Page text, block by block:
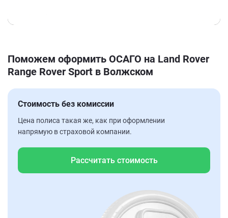
Поможем оформить ОСАГО на Land Rover
Range Rover Sport в Волжском
Стоимость без комиссии
Цена полиса такая же, как при оформлении
напрямую в страховой компании.
Рассчитать стоимость